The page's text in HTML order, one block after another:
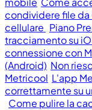
condividere file da
cellulare Piano
tracciamento su
connessione con
(Android) Non
Metricool L'app
correttamente su
Come pulire la